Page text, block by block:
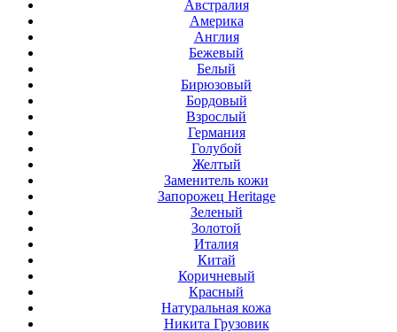
Австралия
Америка
Англия
Бежевый
Белый
Бирюзовый
Бордовый
Взрослый
Германия
Голубой
Желтый
Заменитель кожи
Запорожец Heritage
Зеленый
Золотой
Италия
Китай
Коричневый
Красный
Натуральная кожа
Никита Грузовик